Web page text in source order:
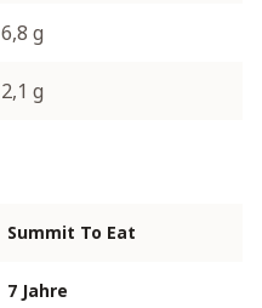
6,8 g
2,1 g
Summit To Eat
7 Jahre